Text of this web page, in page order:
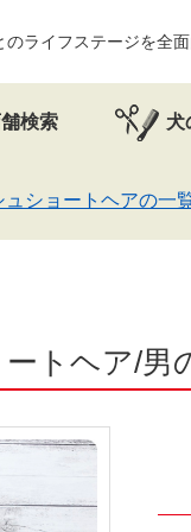
のライフステージを全
検索 犬
ュショートヘアの一
トヘア/男